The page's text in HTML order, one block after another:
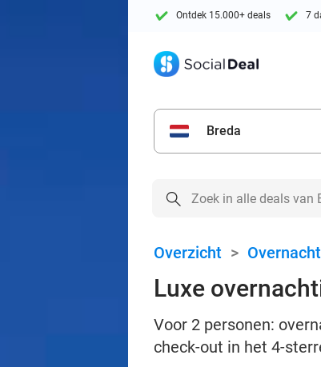
Ontdek 15.000+ deals 7
Breda
Overzicht >
Luxe
Voor 2 personen:
check-out in het 4-